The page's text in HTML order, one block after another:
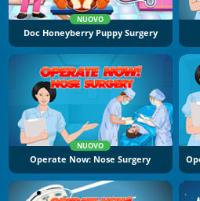
NUOVO
Doc Honeyberry Puppy Surgery
NUOVO
Operate Now: Nose Surgery